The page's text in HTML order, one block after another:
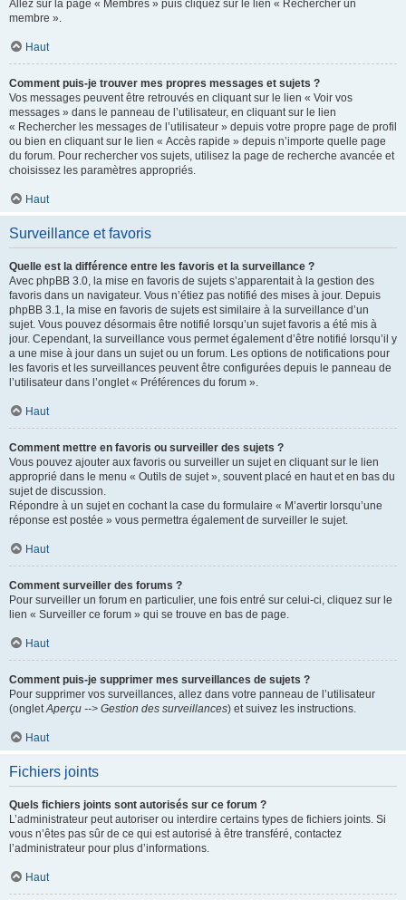
Allez sur la page « Membres » puis cliquez sur le lien « Rechercher un
membre ».
Haut
Comment puis-je trouver mes propres messages et sujets ?
Vos messages peuvent être retrouvés en cliquant sur le lien « Voir vos
messages » dans le panneau de l’utilisateur, en cliquant sur le lien
« Rechercher les messages de l’utilisateur » depuis votre propre page de profil
ou bien en cliquant sur le lien « Accès rapide » depuis n’importe quelle page
du forum. Pour rechercher vos sujets, utilisez la page de recherche avancée et
choisissez les paramètres appropriés.
Haut
Surveillance et favoris
Quelle est la différence entre les favoris et la surveillance ?
Avec phpBB 3.0, la mise en favoris de sujets s’apparentait à la gestion des
favoris dans un navigateur. Vous n’étiez pas notifié des mises à jour. Depuis
phpBB 3.1, la mise en favoris de sujets est similaire à la surveillance d’un
sujet. Vous pouvez désormais être notifié lorsqu’un sujet favoris a été mis à
jour. Cependant, la surveillance vous permet également d’être notifié lorsqu’il y
a une mise à jour dans un sujet ou un forum. Les options de notifications pour
les favoris et les surveillances peuvent être configurées depuis le panneau de
l’utilisateur dans l’onglet « Préférences du forum ».
Haut
Comment mettre en favoris ou surveiller des sujets ?
Vous pouvez ajouter aux favoris ou surveiller un sujet en cliquant sur le lien
approprié dans le menu « Outils de sujet », souvent placé en haut et en bas du
sujet de discussion.
Répondre à un sujet en cochant la case du formulaire « M’avertir lorsqu’une
réponse est postée » vous permettra également de surveiller le sujet.
Haut
Comment surveiller des forums ?
Pour surveiller un forum en particulier, une fois entré sur celui-ci, cliquez sur le
lien « Surveiller ce forum » qui se trouve en bas de page.
Haut
Comment puis-je supprimer mes surveillances de sujets ?
Pour supprimer vos surveillances, allez dans votre panneau de l’utilisateur
(ongletAperçu --> Gestion des surveillances) et suivez les instructions.
Haut
Fichiers joints
Quels fichiers joints sont autorisés sur ce forum ?
L’administrateur peut autoriser ou interdire certains types de fichiers joints. Si
vous n’êtes pas sûr de ce qui est autorisé à être transféré, contactez
l’administrateur pour plus d’informations.
Haut